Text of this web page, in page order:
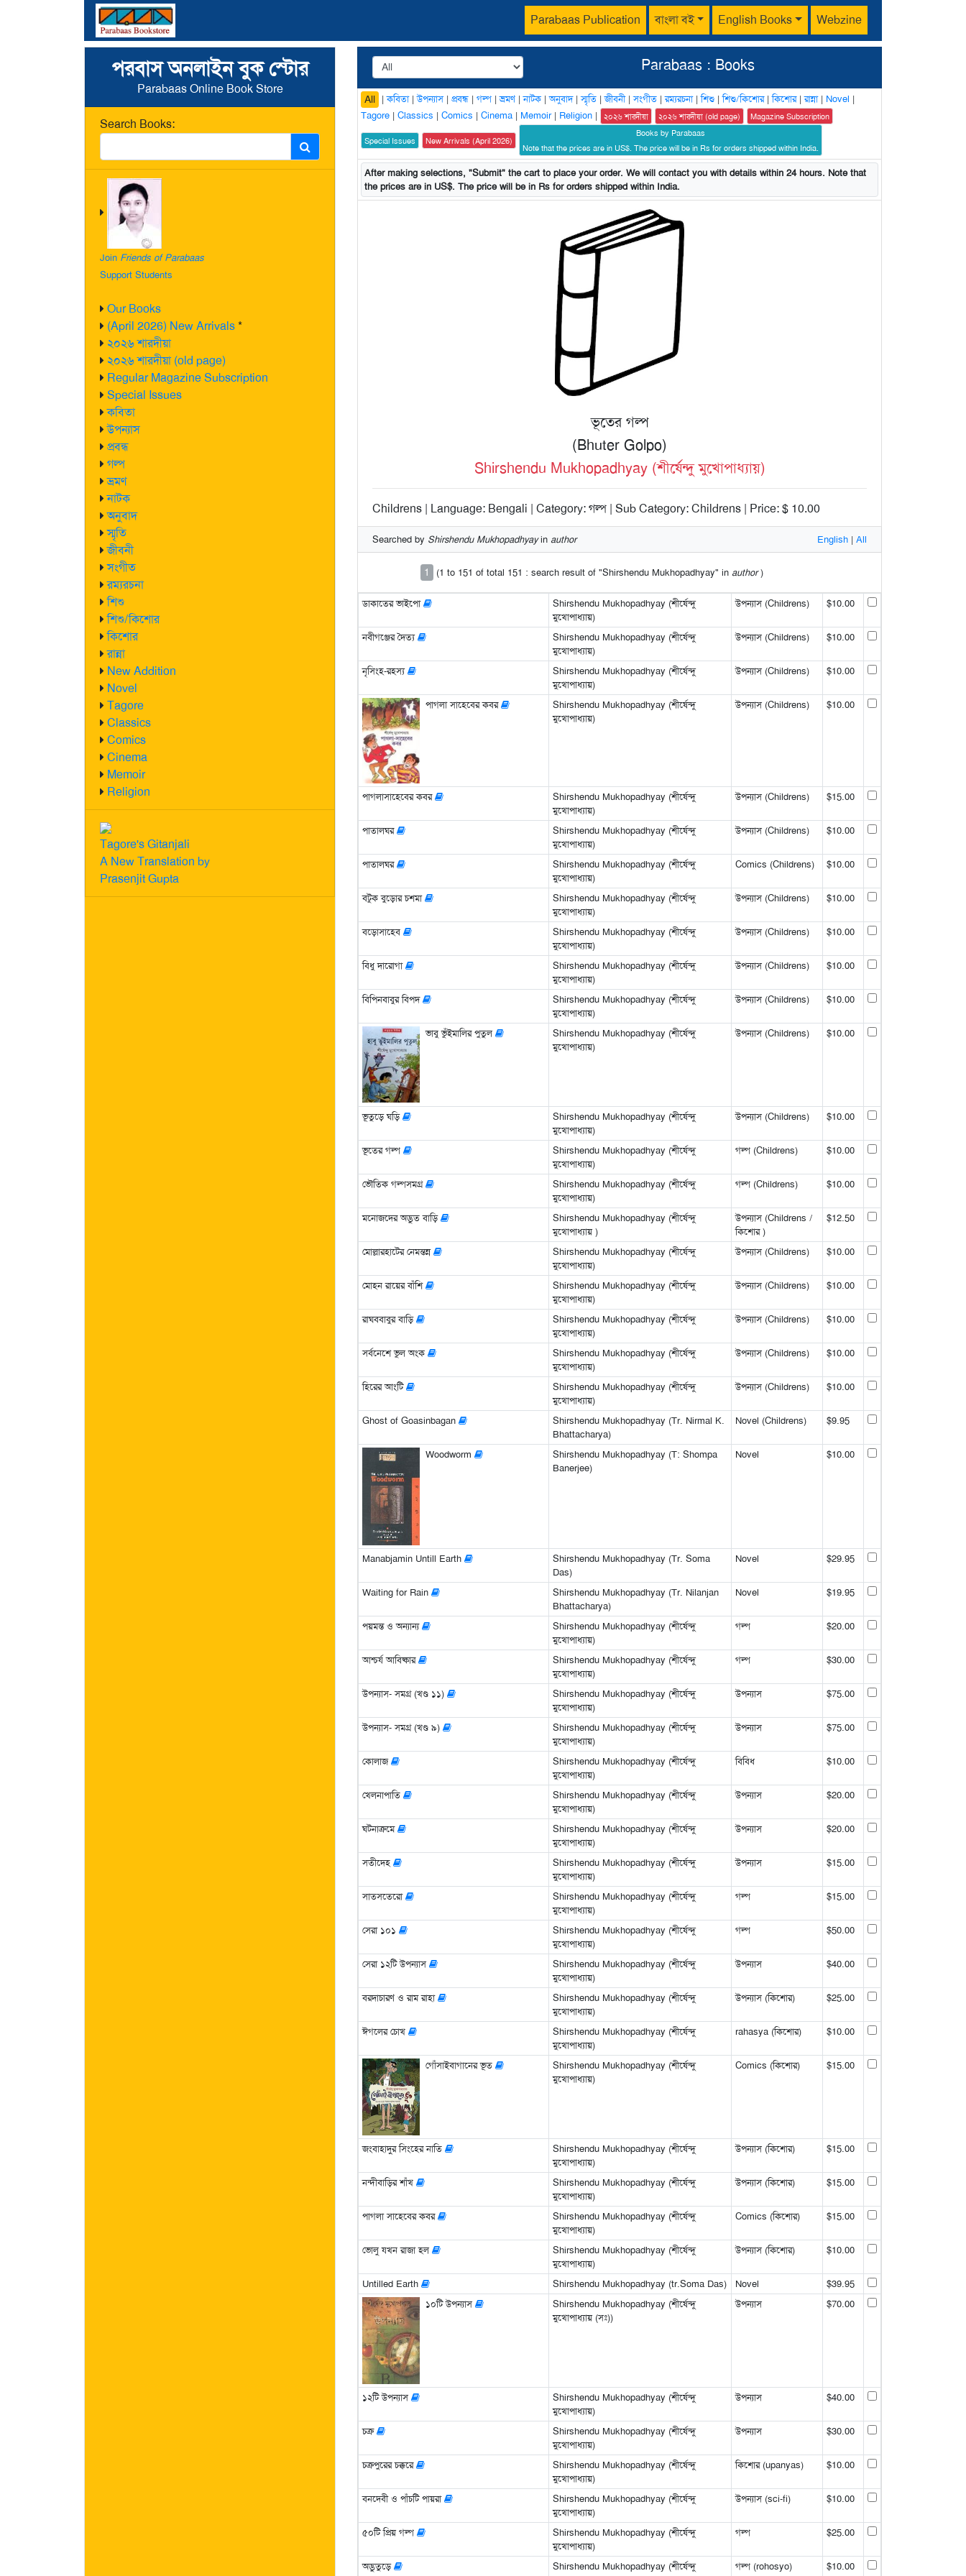
Parabaas Publication বাংলা বই English Books Webzine
পরবাস অনলাইন বুক স্টোর
Parabaas Online Book Store
Search Books:
Join Friends of Parabaas
Support Students
Our Books
(April 2026) New Arrivals*
২০২৬ শারদীয়া
২০২৬ শারদীয়া (old page)
Regular Magazine Subscription
Special Issues
কবিতা
উপন্যাস
প্রবন্ধ
গল্প
ভ্রমণ
নাটক
অনুবাদ
স্মৃতি
জীবনী
সংগীত
রম্যরচনা
শিশু
শিশু/কিশোর
কিশোর
রান্না
New Addition
Novel
Tagore
Classics
Comics
Cinema
Memoir
Religion
Tagore's Gitanjali
A New Translation by
Prasenjit Gupta
Parabaas : Books
All |কবিতা|উপন্যাস| প্রবন্ধ | গল্প |ভ্রমণ|নাটক |অনুবাদ|স্মৃতি |জীবনী|সংগীত |রম্যরচনা|শিশু |শিশু/কিশোর|কিশোর|রান্না| Novel |
Tagore | Classics | Comics | Cinema | Memoir| Religion | ২০২৬ শারদীয়া ২০২৬ শারদীয়া (old page) Magazine Subscription
Special Issues New Arrivals (April 2026)
Books by Parabaas
Note that the prices are in US$. The price will be in Rs for orders shipped within India.
After making selections, "Submit" the cart to place your order. We will contact you with details within 24 hours. Note that
the prices are in US$. The price will be in Rs for orders shipped within India.
ভূতের গল্প
(Bhuter Golpo)
Shirshendu Mukhopadhyay (শীর্ষেন্দু মুখোপাধ্যায়)
Childrens | Language: Bengali | Category: গল্প | Sub Category: Childrens | Price: $ 10.00
Searched by Shirshendu Mukhopadhyayin author English | All
1 (1 to 151 of total 151 : search result of "Shirshendu Mukhopadhyay" in author)
ডাকাতের ভাইপো
Shirshendu Mukhopadhyay (শীর্ষেন্দু
মুখোপাধ্যায়)
উপন্যাস (Childrens) $10.00
নবীগঞ্জের দৈত্য
Shirshendu Mukhopadhyay (শীর্ষেন্দু
মুখোপাধ্যায়)
উপন্যাস (Childrens) $10.00
নৃসিংহ-রহস্য
Shirshendu Mukhopadhyay (শীর্ষেন্দু
মুখোপাধ্যায়)
উপন্যাস (Childrens) $10.00
পাগলা সাহেবের কবর
Shirshendu Mukhopadhyay (শীর্ষেন্দু
মুখোপাধ্যায়)
উপন্যাস (Childrens) $10.00
পাগলাসাহেবের কবর
Shirshendu Mukhopadhyay (শীর্ষেন্দু
মুখোপাধ্যায়)
উপন্যাস (Childrens) $15.00
পাতালঘর
Shirshendu Mukhopadhyay (শীর্ষেন্দু
মুখোপাধ্যায়)
উপন্যাস (Childrens) $10.00
পাতালঘর
Shirshendu Mukhopadhyay (শীর্ষেন্দু
মুখোপাধ্যায়)
Comics (Childrens) $10.00
বটুক বুড়োর চশমা
Shirshendu Mukhopadhyay (শীর্ষেন্দু
মুখোপাধ্যায়)
উপন্যাস (Childrens) $10.00
বড়োসাহেব
Shirshendu Mukhopadhyay (শীর্ষেন্দু
মুখোপাধ্যায়)
উপন্যাস (Childrens) $10.00
বিধু দারোগা
Shirshendu Mukhopadhyay (শীর্ষেন্দু
মুখোপাধ্যায়)
উপন্যাস (Childrens) $10.00
বিপিনবাবুর বিপদ
Shirshendu Mukhopadhyay (শীর্ষেন্দু
মুখোপাধ্যায়)
উপন্যাস (Childrens) $10.00
ভাবু ভুঁইমালির পুতুল
Shirshendu Mukhopadhyay (শীর্ষেন্দু
মুখোপাধ্যায়)
উপন্যাস (Childrens) $10.00
ভূতুড়ে ঘড়ি
Shirshendu Mukhopadhyay (শীর্ষেন্দু
মুখোপাধ্যায়)
উপন্যাস (Childrens) $10.00
ভূতের গল্প
Shirshendu Mukhopadhyay (শীর্ষেন্দু
মুখোপাধ্যায়)
গল্প (Childrens) $10.00
ভৌতিক গল্পসমগ্র
Shirshendu Mukhopadhyay (শীর্ষেন্দু
মুখোপাধ্যায়)
গল্প (Childrens) $10.00
মনোজদের অদ্ভুত বাড়ি
Shirshendu Mukhopadhyay (শীর্ষেন্দু
মুখোপাধ্যায় )
উপন্যাস (Childrens /
কিশোর )
$12.50
মোল্লারহাটের নেমন্তন্ন
Shirshendu Mukhopadhyay (শীর্ষেন্দু
মুখোপাধ্যায়)
উপন্যাস (Childrens) $10.00
মোহন রায়ের বাঁশি
Shirshendu Mukhopadhyay (শীর্ষেন্দু
মুখোপাধ্যায়)
উপন্যাস (Childrens) $10.00
রাঘববাবুর বাড়ি
Shirshendu Mukhopadhyay (শীর্ষেন্দু
মুখোপাধ্যায়)
উপন্যাস (Childrens) $10.00
সর্বনেশে ভুল অংক
Shirshendu Mukhopadhyay (শীর্ষেন্দু
মুখোপাধ্যায়)
উপন্যাস (Childrens) $10.00
হিরের আংটি
Shirshendu Mukhopadhyay (শীর্ষেন্দু
মুখোপাধ্যায়)
উপন্যাস (Childrens) $10.00
Ghost of Goasinbagan
Shirshendu Mukhopadhyay (Tr. Nirmal K.
Bhattacharya)
Novel (Childrens) $9.95
Woodworm
Shirshendu Mukhopadhyay (T: Shompa
Banerjee)
Novel $10.00
Manabjamin Untill Earth
Shirshendu Mukhopadhyay (Tr. Soma
Das)
Novel $29.95
Waiting for Rain
Shirshendu Mukhopadhyay (Tr. Nilanjan
Bhattacharya)
Novel $19.95
পয়মন্ত ও অন্যান্য
Shirshendu Mukhopadhyay (শীর্ষেন্দু
মুখোপাধ্যায়)
গল্প $20.00
আশ্চর্য আবিষ্কার
Shirshendu Mukhopadhyay (শীর্ষেন্দু
মুখোপাধ্যায়)
গল্প $30.00
উপন্যাস- সমগ্র (খণ্ড ১১)
Shirshendu Mukhopadhyay (শীর্ষেন্দু
মুখোপাধ্যায়)
উপন্যাস $75.00
উপন্যাস- সমগ্র (খণ্ড ৯)
Shirshendu Mukhopadhyay (শীর্ষেন্দু
মুখোপাধ্যায়)
উপন্যাস $75.00
কোলাজ
Shirshendu Mukhopadhyay (শীর্ষেন্দু
মুখোপাধ্যায়)
বিবিধ $10.00
খেলনাপাতি
Shirshendu Mukhopadhyay (শীর্ষেন্দু
মুখোপাধ্যায়)
উপন্যাস $20.00
ঘটনাক্রমে
Shirshendu Mukhopadhyay (শীর্ষেন্দু
মুখোপাধ্যায়)
উপন্যাস $20.00
সতীদেহ
Shirshendu Mukhopadhyay (শীর্ষেন্দু
মুখোপাধ্যায়)
উপন্যাস $15.00
সাতসতেরো
Shirshendu Mukhopadhyay (শীর্ষেন্দু
মুখোপাধ্যায়)
গল্প $15.00
সেরা ১০১
Shirshendu Mukhopadhyay (শীর্ষেন্দু
মুখোপাধ্যায়)
গল্প $50.00
সেরা ১২টি উপন্যাস
Shirshendu Mukhopadhyay (শীর্ষেন্দু
মুখোপাধ্যায়)
উপন্যাস $40.00
বরদাচারণ ও রাম রাহা
Shirshendu Mukhopadhyay (শীর্ষেন্দু
মুখোপাধ্যায়)
উপন্যাস (কিশোর) $25.00
ঈগলের চোখ
Shirshendu Mukhopadhyay (শীর্ষেন্দু
মুখোপাধ্যায়)
rahasya (কিশোর) $10.00
গোঁসাইবাগানের ভূত
Shirshendu Mukhopadhyay (শীর্ষেন্দু
মুখোপাধ্যায়)
Comics (কিশোর) $15.00
জংবাহাদুর সিংহের নাতি
Shirshendu Mukhopadhyay (শীর্ষেন্দু
মুখোপাধ্যায়)
উপন্যাস (কিশোর) $15.00
নন্দীবাড়ির শাঁখ
Shirshendu Mukhopadhyay (শীর্ষেন্দু
মুখোপাধ্যায়)
উপন্যাস (কিশোর) $15.00
পাগলা সাহেবের কবর
Shirshendu Mukhopadhyay (শীর্ষেন্দু
মুখোপাধ্যায়)
Comics (কিশোর) $15.00
ভোলু যখন রাজা হল
Shirshendu Mukhopadhyay (শীর্ষেন্দু
মুখোপাধ্যায়)
উপন্যাস (কিশোর) $10.00
Untilled Earth Shirshendu Mukhopadhyay (tr.Soma Das) Novel
$39.95
১০টি উপন্যাস
Shirshendu Mukhopadhyay (শীর্ষেন্দু
মুখোপাধ্যায় (সঃ))
উপন্যাস $70.00
১২টি উপন্যাস
Shirshendu Mukhopadhyay (শীর্ষেন্দু
মুখোপাধ্যায়)
উপন্যাস $40.00
চক্র
Shirshendu Mukhopadhyay (শীর্ষেন্দু
মুখোপাধ্যায়)
উপন্যাস $30.00
চক্রপুরের চক্করে
Shirshendu Mukhopadhyay (শীর্ষেন্দু
মুখোপাধ্যায়)
কিশোর (upanyas) $10.00
বনদেবী ও পাঁচটি পায়রা
Shirshendu Mukhopadhyay (শীর্ষেন্দু
মুখোপাধ্যায়)
উপন্যাস (sci-fi) $10.00
৫০টি প্রিয় গল্প
Shirshendu Mukhopadhyay (শীর্ষেন্দু
মুখোপাধ্যায়)
গল্প $25.00
অদ্ভুতুড়ে
Shirshendu Mukhopadhyay (শীর্ষেন্দু
গল্প (rohosyo) $10.00